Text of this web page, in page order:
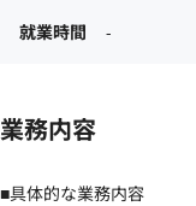
就業時間
-
業務内容
■具体的な業務内容